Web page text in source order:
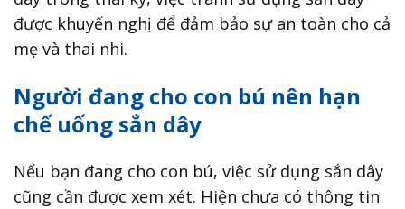
được khuyến nghị để đảm bảo sự an toàn cho cả
mẹ và thai nhi.
Người đang cho con bú nên hạn
chế uống sắn dây
Nếu bạn đang cho con bú, việc sử dụng sắn dây
cũng cần được xem xét. Hiện chưa có thông tin